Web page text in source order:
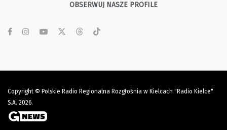
OBSERWUJ NASZE PROFILE
Copyright © Polskie Radio Regionalna Rozgłośnia w Kielcach "Radio Kielce"
S.A. 2026.